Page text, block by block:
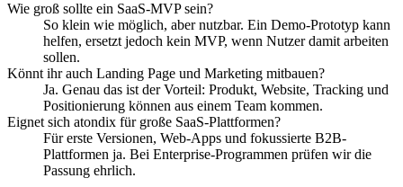
Wie groß sollte ein SaaS-MVP sein?
So klein wie möglich, aber nutzbar. Ein Demo-Prototyp kann
helfen, ersetzt jedoch kein MVP, wenn Nutzer damit arbeiten
sollen.
Könnt ihr auch Landing Page und Marketing mitbauen?
Ja. Genau das ist der Vorteil: Produkt, Website, Tracking und
Positionierung können aus einem Team kommen.
Eignet sich atondix für große SaaS-Plattformen?
Für erste Versionen, Web-Apps und fokussierte B2B-
Plattformen ja. Bei Enterprise-Programmen prüfen wir die
Passung ehrlich.